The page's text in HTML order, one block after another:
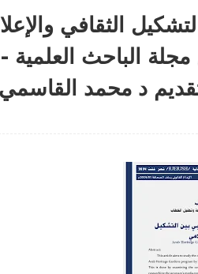
الثقافي
جمال كريد - العدد 70 من مجلة الباحث العلمية -
د محمد القاسمي